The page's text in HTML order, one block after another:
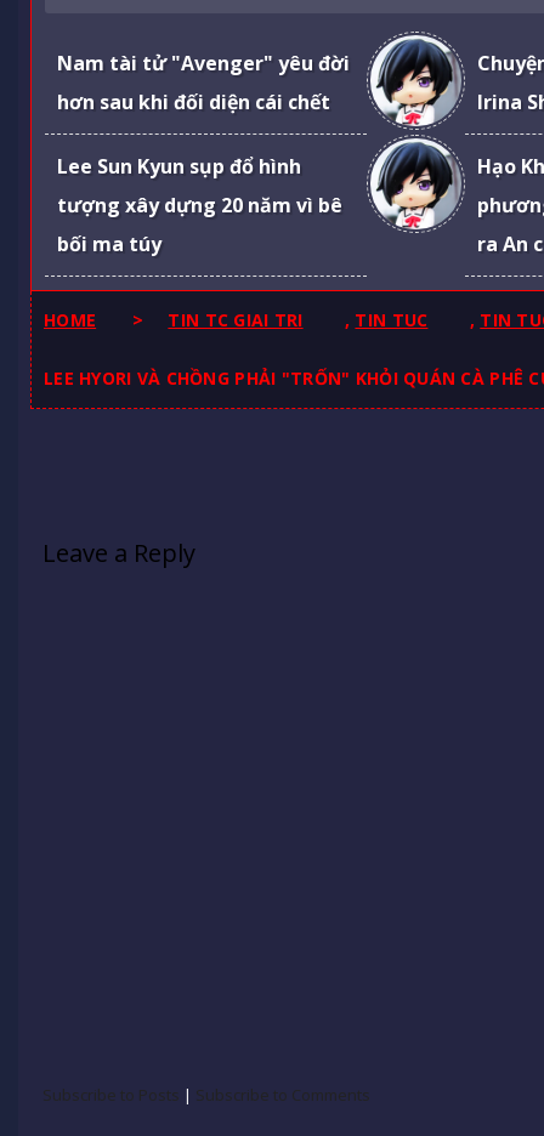
Nam tài tử "Avenger" yêu đời
hơn sau khi đối diện cái chết
Irina
Lee Sun Kyun sụp đổ hình
tượng xây dựng 20 năm vì bê
bối ma túy
Hạo
ra An
HOME > TIN TC GIAI TRI , TIN TUC , TIN
LEE HYORI VÀ CHỒNG PHẢI "TRỐN" KHỎI QUÁN CÀ PHÊ
Leave a Reply
Subscribe to Posts | Subscribe to Comments